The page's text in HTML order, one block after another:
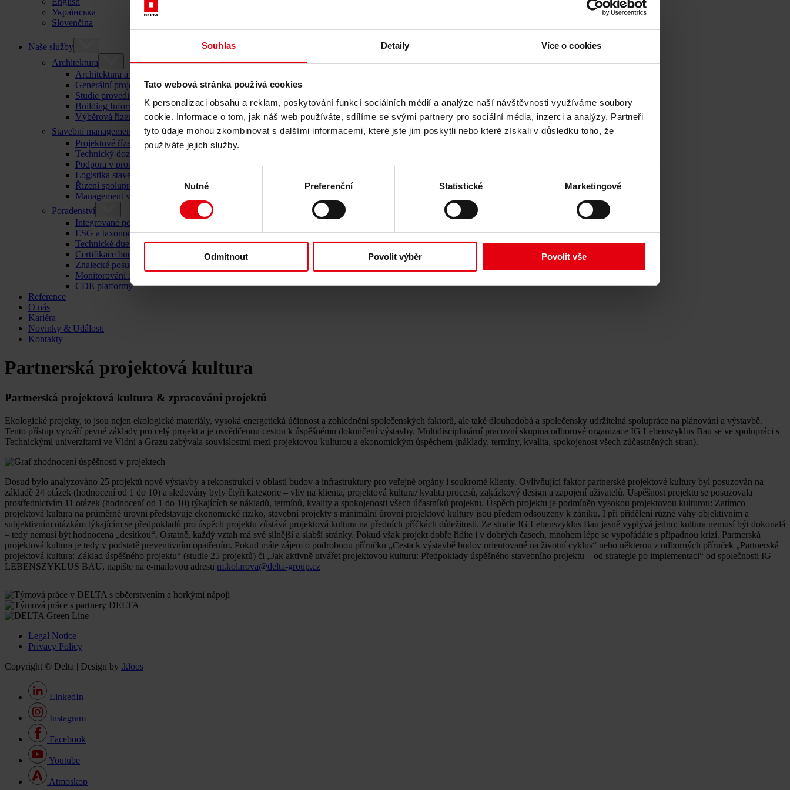
Souhlas Detaily Více o cookies
Tato webová stránka používá cookies
K personalizaci obsahu a reklam, poskytování funkcí sociálních médií a analýze naší návštěvnosti využíváme soubory
cookie. Informace o tom, jak náš web používáte, sdílíme se svými partnery pro sociální média, inzerci a analýzy. Partneři
tyto údaje mohou zkombinovat s dalšími informacemi, které jste jim poskytli nebo které získali v důsledku toho, že
používáte jejich služby.
Výběr
souhlasu
Nutné Preferenční Statistické Marketingové
Odmítnout Povolit výběr Povolit vše
Українська
Slovenčina
Naše služby
Architektura
Architektura a plánování
Generální projektant
Studie proveditelnosti
Building Information Modeling (BIM)
Výběrová řízení a zadávání zakázek
Stavební management
Projektové řízení a komplexní koordinace staveb
Technický dozor investora
Podpora v procesu stavebního řízení
Logistika staveniště
Řízení spolupráce
Management výběrového řízení a zadávání zakázek
Poradenství
Integrované poradenství
ESG a taxonomie EU – poradenství pro udržitelný rozvoj budov
Technické due diligence
Certifikace budov
Znalecké posudky
Monitorování a kontrola staveb
CDE platformy
Reference
O nás
Kariéra
Novinky & Události
Kontakty
Partnerská projektová kultura
Partnerská projektová kultura & zpracování projektů
Ekologické projekty, to jsou nejen ekologické materiály, vysoká energetická účinnost a zohlednění společenských faktorů, ale také dlouhodobá a společensky udržitelná spolupráce na plánování a výstavbě.
Tento přístup vytváří pevné základy pro celý projekt a je osvědčenou cestou k úspěšnému dokončení výstavby. Multidisciplinární pracovní skupina odborové organizace IG Lebenszyklus Bau se ve spolupráci s
Technickými univerzitami ve Vídni a Grazu zabývala souvislostmi mezi projektovou kulturou a ekonomickým úspěchem (náklady, termíny, kvalita, spokojenost všech zúčastněných stran).
Dosud bylo analyzováno 25 projektů nové výstavby a rekonstrukcí v oblasti budov a infrastruktury pro veřejné orgány i soukromé klienty. Ovlivňující faktor partnerské projektové kultury byl posuzován na
základě 24 otázek (hodnocení od 1 do 10) a sledovány byly čtyři kategorie – vliv na klienta, projektová kultura/ kvalita procesů, zakázkový design a zapojení uživatelů. Úspěšnost projektu se posuzovala
prostřednictvím 11 otázek (hodnocení od 1 do 10) týkajících se nákladů, termínů, kvality a spokojenosti všech účastníků projektu. Úspěch projektu je podmíněn vysokou projektovou kulturou: Zatímco
projektová kultura na průměrné úrovni představuje ekonomické riziko, stavební projekty s minimální úrovní projektové kultury jsou předem odsouzeny k zániku. I při přidělení různé váhy objektivním a
subjektivním otázkám týkajícím se předpokladů pro úspěch projektu zůstává projektová kultura na předních příčkách důležitosti. Ze studie IG Lebenszyklus Bau jasně vyplývá jedno: kultura nemusí být dokonalá
– tedy nemusí být hodnocena „desítkou“. Ostatně, každý vztah má své silnější a slabší stránky. Pokud však projekt dobře řídíte i v dobrých časech, mnohem lépe se vypořádáte s případnou krizí. Partnerská
projektová kultura je tedy v podstatě preventivním opatřením. Pokud máte zájem o podrobnou příručku „Cesta k výstavbě budov orientované na životní cyklus“ nebo některou z odborných příruček „Partnerská
projektová kultura: Základ úspěšného projektu“ (studie 25 projektů) či „Jak aktivně utvářet projektovou kulturu: Předpoklady úspěšného stavebního projektu – od strategie po implementaci“ od společnosti IG
LEBENSZYKLUS BAU, napište na e-mailovou adresu m.kolarova@delta-group.cz
Legal Notice
Privacy Policy
Copyright © Delta | Design by .kloos
LinkedIn
Instagram
Facebook
Youtube
Atmoskop